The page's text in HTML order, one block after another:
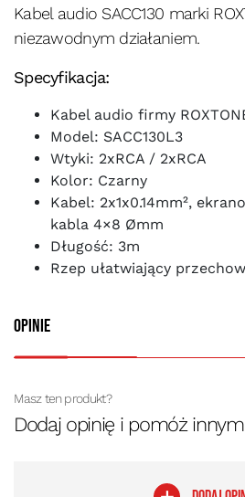
Opinie
Masz ten produkt?
Dodaj opinię i pomóż
Kabel audio SACC130 marki
niezawodnym działaniem.
Specyfikacja:
Kabel audio firmy
Model: SACC130L3
Wtyki: 2xRCA / 2xRCA
Kolor: Czarny
Kabel: 2x1x0.14mm²,
kabla 4×8 Ømm
Długość: 3m
Rzep ułatwiający